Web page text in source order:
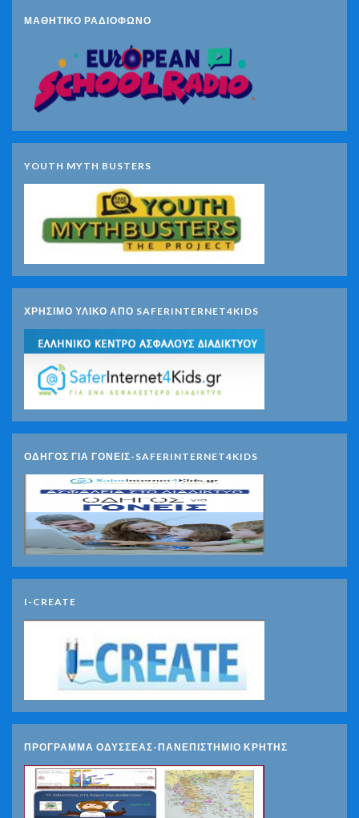
ΜΑΘΗΤΙΚΟ ΡΑΔΙΟΦΩΝΟ
YOUTH MYTH BUSTERS
ΧΡΗΣΙΜΟ ΥΛΙΚΟ ΑΠΟ SAFERINTERNET4KIDS
ΟΔΗΓΟΣ ΓΙΑ ΓΟΝΕΙΣ-SAFERINTERNET4KIDS
I-CREATE
ΠΡΟΓΡΑΜΜΑ ΟΔΥΣΣΕΑΣ-ΠΑΝΕΠΙΣΤΗΜΙΟ ΚΡΗΤΗΣ